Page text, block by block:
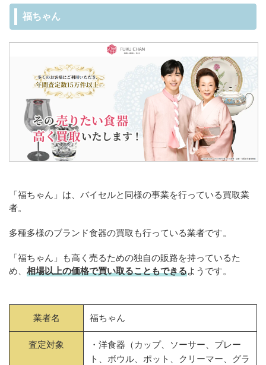
福ちゃん
「福ちゃん」は、バイセルと同様の事業を行っている買取業
者。
多種多様のブランド食器の買取も行っている業者です。
「福ちゃん」も高く売るための独自の販路を持っているた
め、 相場以上の価格で買い取ることもできるようです。
業者名 福ちゃん
査定対象
・洋食器（カップ、ソーサー、プレー
ト、ボウル、ポット、クリーマー、グラ